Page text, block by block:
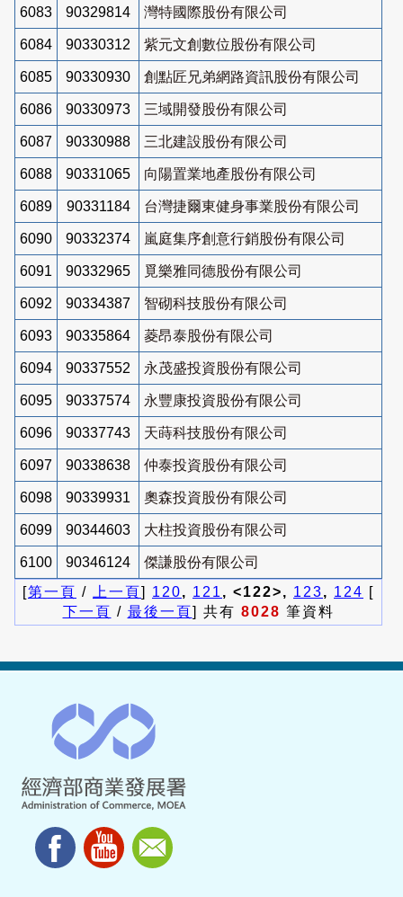
6083 90329814 灣特國際股份有限公司
6084 90330312 紫元文創數位股份有限公司
6085 90330930 創點匠兄弟網路資訊股份有限公司
6086 90330973 三域開發股份有限公司
6087 90330988 三北建設股份有限公司
6088 90331065 向陽置業地產股份有限公司
6089 90331184 台灣捷爾東健身事業股份有限公司
6090 90332374 嵐庭集序創意行銷股份有限公司
6091 90332965 覓樂雅同德股份有限公司
6092 90334387 智砌科技股份有限公司
6093 90335864 菱昂泰股份有限公司
6094 90337552 永茂盛投資股份有限公司
6095 90337574 永豐康投資股份有限公司
6096 90337743 天蒔科技股份有限公司
6097 90338638 仲泰投資股份有限公司
6098 90339931 奧森投資股份有限公司
6099 90344603 大柱投資股份有限公司
6100 90346124
傑謙股份有限公司
[第一頁 / 上一頁] 120, 121 , <122>, 123, 124 [
下一頁 / 最後一頁] 共有 8028 筆資料